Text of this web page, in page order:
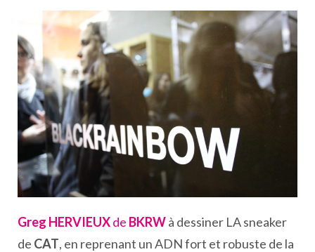
DAILY CITY
CONTACT
Greg HERVIEUXde BKRWà dessiner LA sneaker
de CAT, en reprenant un ADN fort et robuste de la